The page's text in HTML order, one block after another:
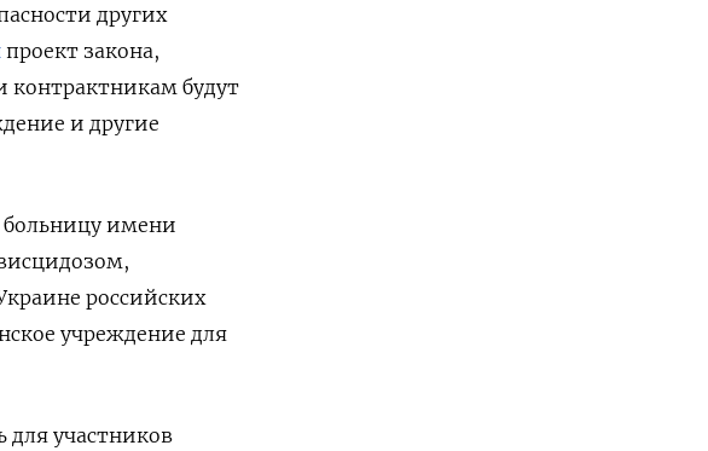
других
проект закона,
будут
и другие
больницу имени
российских
учреждение для
для участников